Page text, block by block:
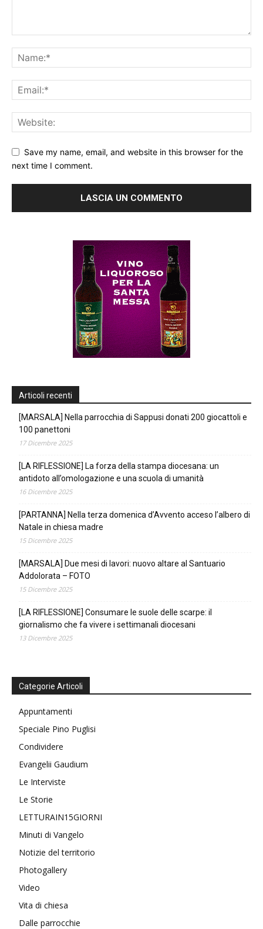
Save my name, email, and website in this browser for the
next time I comment.
Articoli recenti
[MARSALA] Nella parrocchia di Sappusi donati 200 giocattoli e
100 panettoni
17 Dicembre 2025
[LA RIFLESSIONE] La forza della stampa diocesana: un
antidoto all’omologazione e una scuola di umanità
16 Dicembre 2025
[PARTANNA] Nella terza domenica d’Avvento acceso l’albero di
Natale in chiesa madre
15 Dicembre 2025
[MARSALA] Due mesi di lavori: nuovo altare al Santuario
Addolorata – FOTO
15 Dicembre 2025
[LA RIFLESSIONE] Consumare le suole delle scarpe: il
giornalismo che fa vivere i settimanali diocesani
13 Dicembre 2025
Categorie Articoli
Appuntamenti
Speciale Pino Puglisi
Condividere
Evangelii Gaudium
Le Interviste
Le Storie
LETTURAIN15GIORNI
Minuti di Vangelo
Notizie del territorio
Photogallery
Video
Vita di chiesa
Dalle parrocchie